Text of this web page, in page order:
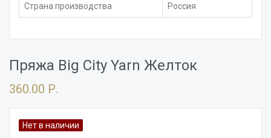
Страна производства Россия
Пряжа Big City Yarn Желток
360.00 Р.
Нет в наличии